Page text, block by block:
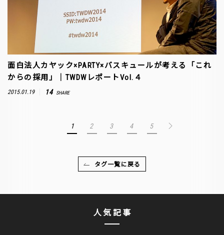
面白法人カヤック×PARTY×バスキュールが考える「これ
からの採用」｜TWDWレポートVol.４
2015.01.19 14 SHARE
1 2 3 4 5
タグ一覧に戻る
人気記事